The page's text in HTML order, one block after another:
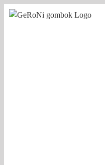
Kihagyás